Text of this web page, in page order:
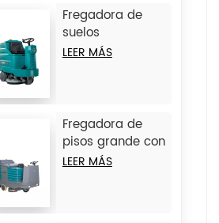
Fregadora de
suelos
autopropulsada
LEER MÁS
Fregadora de
pisos grande con
tres cepillos y
LEER MÁS